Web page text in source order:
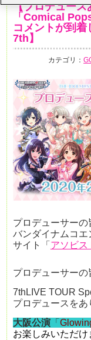
【プロデュース
「Comical
コメントが到着
7th】
カテゴリ：
プロデューサーの
バンダイナムコエ
サイト「 アソビス
プロデューサーの
7thLIVE TOUR
プロデュースをあ
大阪公演「
お楽しみいただけ